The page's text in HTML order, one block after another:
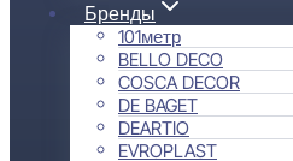
Бренды
101метр
BELLO DECO
COSCA DECOR
DE BAGET
DEARTIO
EVROPLAST